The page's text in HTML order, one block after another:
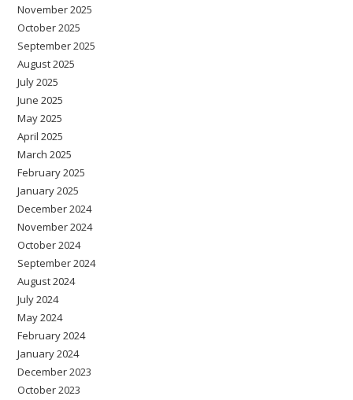
November 2025
October 2025
September 2025
August 2025
July 2025
June 2025
May 2025
April 2025
March 2025
February 2025
January 2025
December 2024
November 2024
October 2024
September 2024
August 2024
July 2024
May 2024
February 2024
January 2024
December 2023
October 2023